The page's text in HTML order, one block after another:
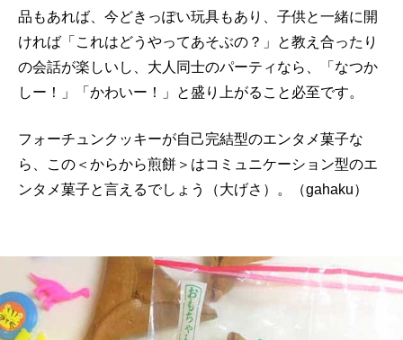
品もあれば、今どきっぽい玩具もあり、子供と一緒に開
ければ「これはどうやってあそぶの？」と教え合ったり
の会話が楽しいし、大人同士のパーティなら、「なつか
しー！」「かわいー！」と盛り上がること必至です。
フォーチュンクッキーが自己完結型のエンタメ菓子な
ら、この＜からから煎餅＞はコミュニケーション型のエ
ンタメ菓子と言えるでしょう（大げさ）。（gahaku）